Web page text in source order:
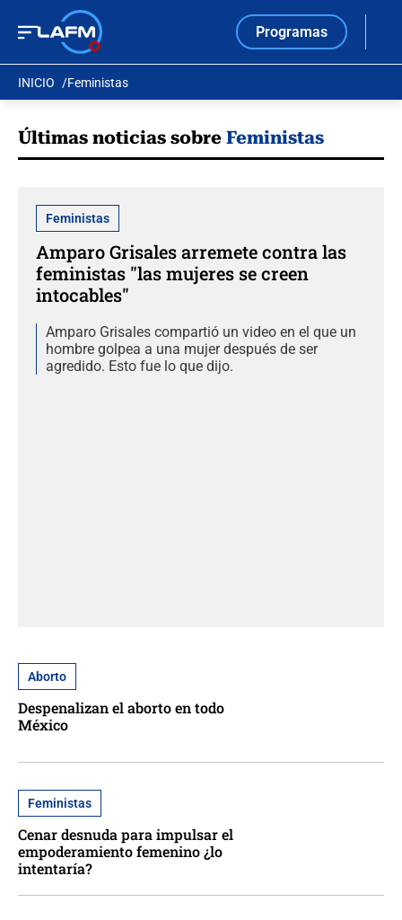
Programas
INICIO Feministas
Últimas noticias sobre Feministas
Feministas
Amparo Grisales arremete contra las
feministas "las mujeres se creen
intocables"
Amparo Grisales compartió un video en el que un
hombre golpea a una mujer después de ser
agredido. Esto fue lo que dijo.
Aborto
Despenalizan el aborto en todo
México
Feministas
Cenar desnuda para impulsar el
empoderamiento femenino ¿lo
intentaría?